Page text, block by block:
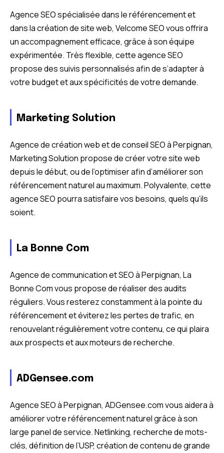
Agence SEO spécialisée dans le référencement et
dans la création de site web, Velcome SEO vous offrira
un accompagnement efficace, grâce à son équipe
expérimentée. Très flexible, cette agence SEO
propose des suivis personnalisés afin de s’adapter à
votre budget et aux spécificités de votre demande.
Marketing Solution
Agence de création web et de conseil SEO à Perpignan,
Marketing Solution propose de créer votre site web
depuis le début, ou de l’optimiser afin d’améliorer son
référencement naturel au maximum. Polyvalente, cette
agence SEO pourra satisfaire vos besoins, quels qu’ils
soient.
La Bonne Com
Agence de communication et SEO à Perpignan, La
Bonne Com vous propose de réaliser des audits
réguliers. Vous resterez constamment à la pointe du
référencement et éviterez les pertes de trafic, en
renouvelant régulièrement votre contenu, ce qui plaira
aux prospects et aux moteurs de recherche.
ADGensee.com
Agence SEO à Perpignan, ADGensee.com vous aidera à
améliorer votre référencement naturel grâce à son
large panel de service. Netlinking, recherche de mots-
clés, définition de l’USP, création de contenu de grande